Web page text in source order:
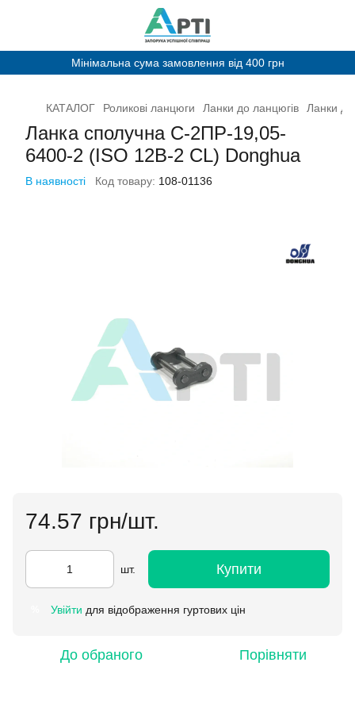
Мінімальна сума замовлення від 400 грн
КАТАЛОГ Роликові ланцюги Ланки до ланцюгів Ланки
Ланка сполучна С-2ПР-19,05-
6400-2 (ISO 12B-2 CL) Donghua
В наявності Код товару: 108-01136
74.57 грн/шт.
шт. Купити
Увійти для відображення гуртових цін
До обраного Порівняти